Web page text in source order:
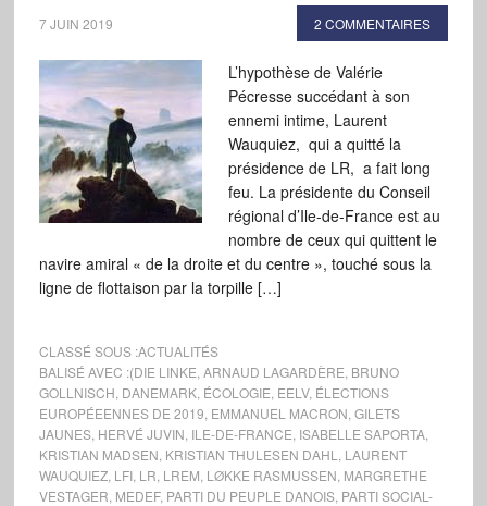
7 JUIN 2019 2 COMMENTAIRES
L’hypothèse de Valérie
Pécresse succédant à son
ennemi intime, Laurent
Wauquiez, qui a quitté la
présidence de LR, a fait long
feu. La présidente du Conseil
régional d’Ile-de-France est au
nombre de ceux qui quittent le
navire amiral « de la droite et du centre », touché sous la
ligne de flottaison par la torpille […]
CLASSÉ SOUS :ACTUALITÉS
BALISÉ AVEC :(DIE LINKE ARNAUD LAGARDÈRE BRUNO
GOLLNISCH DANEMARK, ÉCOLOGIE EELV, ÉLECTIONS
EUROPÉEENNES DE 2019 EMMANUEL MACRON GILETS
JAUNES, HERVÉ JUVIN ILE-DE-FRANCE ISABELLE SAPORTA,
KRISTIAN MADSEN KRISTIAN THULESEN DAHL
LAURENT
WAUQUIEZ, LFI, LR LREM LØKKE RASMUSSEN MARGRETHE
VESTAGER MEDEF, PARTI DU PEUPLE DANOIS, PARTI SOCIAL-